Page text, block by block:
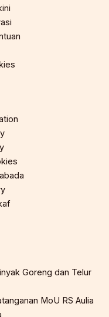
Goreng dan Telur
MoU RS Aulia